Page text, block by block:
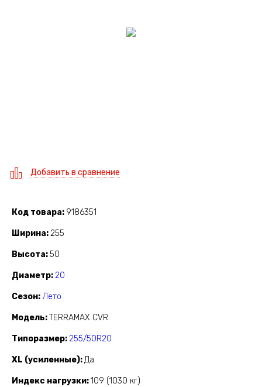
Добавить в сравнение
Код товара 9186351
Ширина 255
Высота 50
Диаметр 20
Сезон Лето
Модель TERRAMAX CVR
Типоразмер 255/50R20
XL (усиленные) Да
Индекс нагрузки 109 (1030 кг)